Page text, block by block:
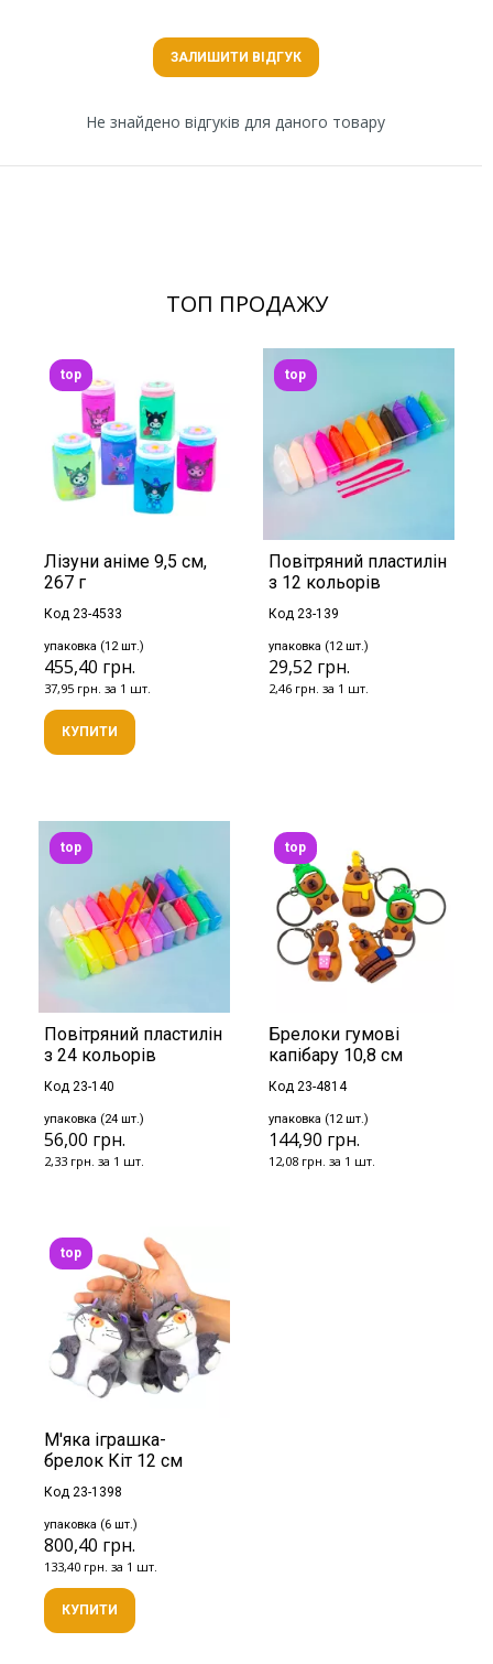
ЗАЛИШИТИ ВІДГУК
Не знайдено відгуків для даного товару
ТОП ПРОДАЖУ
Лізуни аніме 9,5 см,
267 г
Код 23-4533
упаковка (12 шт.)
455,40 грн.
37,95 грн. за 1 шт.
top
КУПИТИ
Повітряний пластилін
з 12 кольорів
Код 23-139
упаковка (12 шт.)
29,52 грн.
2,46 грн. за 1 шт.
top
Повітряний пластилін
з 24 кольорів
Код 23-140
упаковка (24 шт.)
56,00 грн.
2,33 грн. за 1 шт.
top
Брелоки гумові
капібару 10,8 см
Код 23-4814
упаковка (12 шт.)
144,90 грн.
12,08 грн. за 1 шт.
top
М'яка іграшка-
брелок Кіт 12 см
Код 23-1398
упаковка (6 шт.)
800,40 грн.
133,40 грн. за 1 шт.
top
КУПИТИ